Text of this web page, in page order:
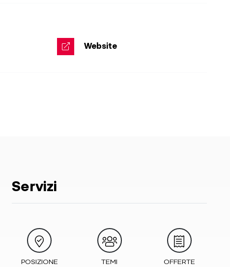
Website
Servizi
POSIZIONE TEMI OFFERTE